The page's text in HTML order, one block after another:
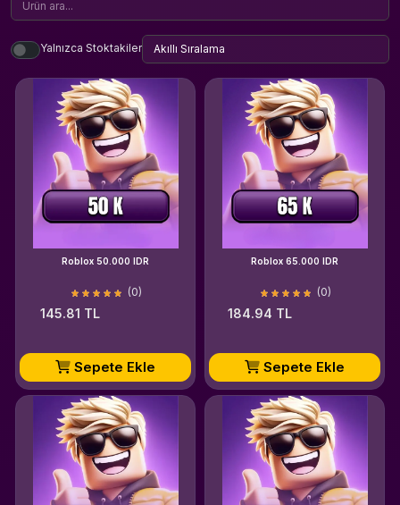
Yalnızca Stoktakiler
Roblox 50.000 IDR
(0)
145.81 TL
Sepete Ekle
Roblox 65.000 IDR
(0)
184.94 TL
Sepete Ekle